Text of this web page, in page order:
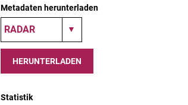
Metadaten herunterladen
HERUNTERLADEN
Statistik